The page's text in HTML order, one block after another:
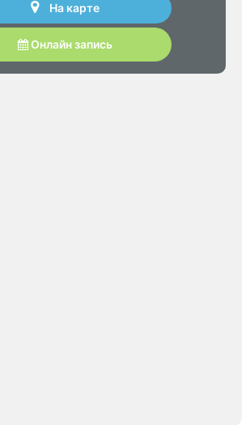
На карте
Онлайн запись